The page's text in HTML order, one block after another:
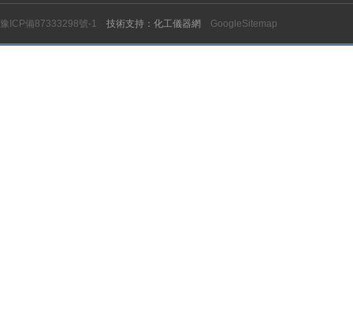
豫ICP備87333298號-1 技術支持：化工儀器網 GoogleSitemap